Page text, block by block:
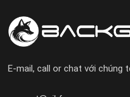
E-mail, call or chat với chúng